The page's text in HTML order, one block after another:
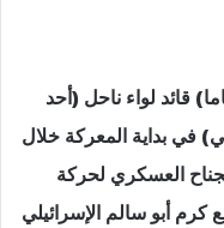
العقيد يوناتان شتاينبرغ (42 عاما) قائد لواء ناحل (أحد
في بداية المعركة خلال
العسكري لحركة
أبو سالم الإسرائيلي